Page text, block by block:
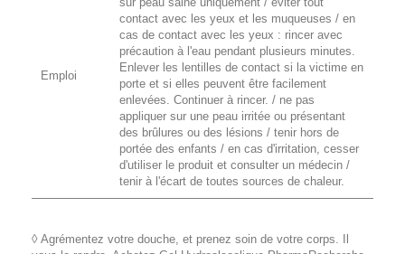
Emploi
contact avec les yeux et les muqueuses / en
cas de contact avec les yeux : rincer avec
précaution à l'eau pendant plusieurs minutes.
Enlever les lentilles de contact si la victime en
porte et si elles peuvent être facilement
enlevées. Continuer à rincer. / ne pas
appliquer sur une peau irritée ou présentant
des brûlures ou des lésions / tenir hors de
portée des enfants / en cas d'irritation, cesser
d'utiliser le produit et consulter un médecin /
tenir à l'écart de toutes sources de chaleur.
◊ Agrémentez votre douche, et prenez soin de votre corps. Il